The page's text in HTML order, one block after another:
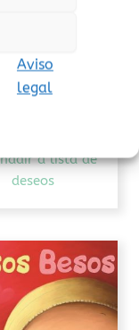
Aviso
legal
€ (Iva incluido)
a lista de
deseos